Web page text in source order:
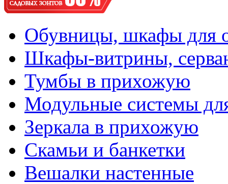
Обувницы, шкафы для
Шкафы-витрины,
Тумбы в прихожую
Модульные системы
Зеркала в прихожую
Скамьи и банкетки
Вешалки настенные